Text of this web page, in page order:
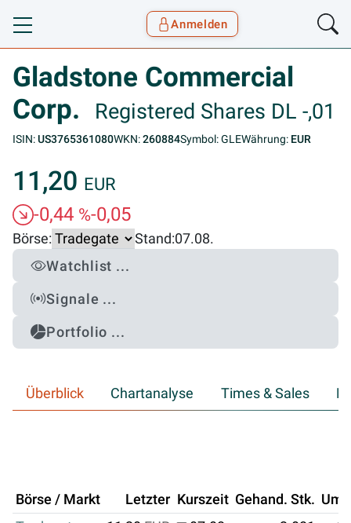
Toggle navigation
Anmelden
Gladstone Commercial
Corp.
Registered Shares DL -,01
ISIN:US3765361080WKN:260884Symbol: GLEWährung: EUR
11,20 EUR
-0,44 %-0,05
Börse: Stand:07.08.
Watchlist ...
Signale ...
Portfolio ...
Überblick Chartanalyse Times & Sales
Börse / Markt Letzter Kurszeit Gehand. Stk.